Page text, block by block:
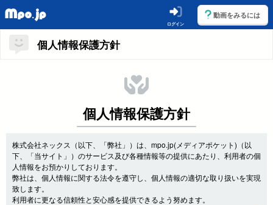
ログイン
動画をみるには
個人情報保護方針
個人情報保護方針
株式会社ネックス（以下、「弊社」）は、mpo.jp(メディアポケット)（以
下、「当サイト」）のサービス及び各種情報等の提供にあたり、利用者の個
人情報をお預かりしております。
弊社は、個人情報に関する法令を遵守し、個人情報の適切な取り扱いを実現
致します。
利用者に更なる信頼性と安心感を提供できるよう努めます。